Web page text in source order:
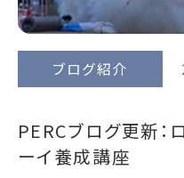
ブログ紹介
PERCブログ更新：
ーイ養成講座